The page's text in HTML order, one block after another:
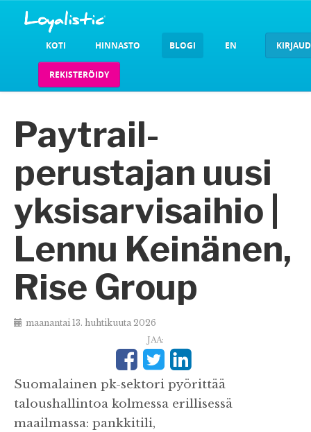
KOTI HINNASTO BLOGI EN
REKISTERÖIDY
Paytrail-
perustajan uusi
yksisarvisaihio |
Lennu Keinänen,
Rise Group
maanantai 13. huhtikuuta 2026
JAA:
Suomalainen pk-sektori pyörittää
taloushallintoa kolmessa erillisessä
maailmassa: pankkitili,